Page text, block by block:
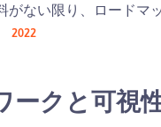
がない限り、ロードマ
2022
ークと可視